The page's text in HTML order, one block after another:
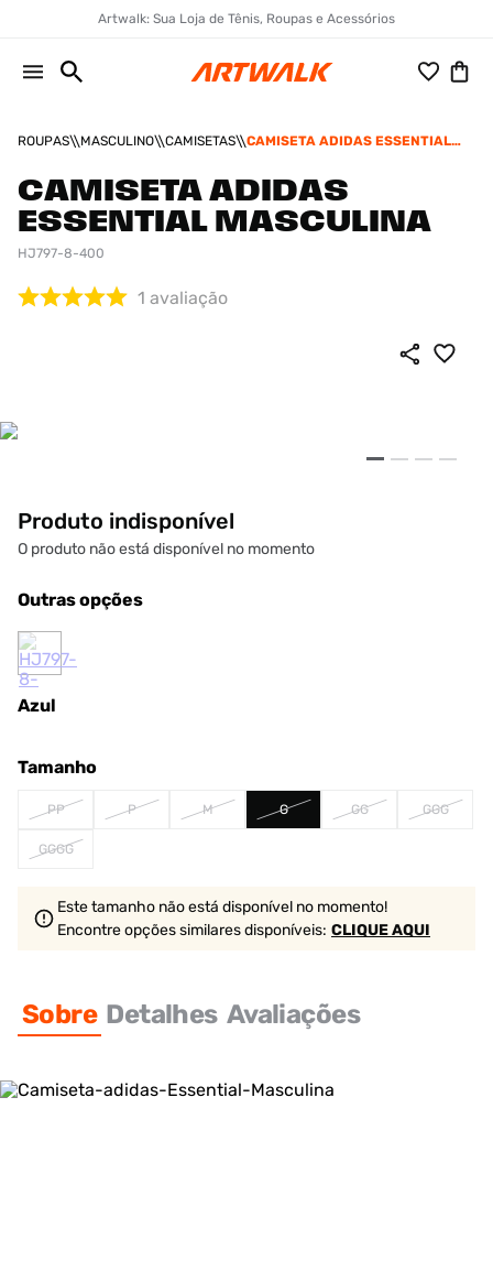
Artwalk: Sua Loja de Tênis, Roupas e Acessórios
ROUPAS MASCULINO CAMISETAS
CAMISETA ADIDAS ESSENTIAL
CAMISETA ADIDAS
ESSENTIAL MASCULINA
HJ797-8-400
1 avaliação
Produto indisponível
O produto não está disponível no momento
Outras opções
Azul
Tamanho
PP P M G GG GGG
GGGG
Este tamanho não está disponível no momento!
Encontre opções similaresdisponíveis: CLIQUE AQUI
Sobre Detalhes Avaliações